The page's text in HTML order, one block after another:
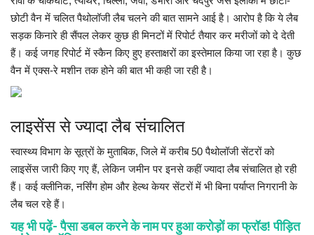
छोटी वैन में चलित पैथोलॉजी लैब चलने की बात सामने आई है। आरोप है कि ये लैब
सड़क किनारे ही सैंपल लेकर कुछ ही मिनटों में रिपोर्ट तैयार कर मरीजों को दे देती
हैं। कई जगह रिपोर्ट में स्कैन किए हुए हस्ताक्षरों का इस्तेमाल किया जा रहा है। कुछ
वैन में एक्स-रे मशीन तक होने की बात भी कही जा रही है।
लाइसेंस से ज्यादा लैब संचालित
स्वास्थ्य विभाग के सूत्रों के मुताबिक, जिले में करीब 50 पैथोलॉजी सेंटरों को
लाइसेंस जारी किए गए हैं, लेकिन जमीन पर इनसे कहीं ज्यादा लैब संचालित हो रही
हैं। कई क्लीनिक, नर्सिंग होम और हेल्थ केयर सेंटरों में भी बिना पर्याप्त निगरानी के
लैब चल रहे हैं।
यह भी पढ़ें- पैसा डबल करने के नाम पर हुआ करोड़ों का फ्रॉड! पीड़ित